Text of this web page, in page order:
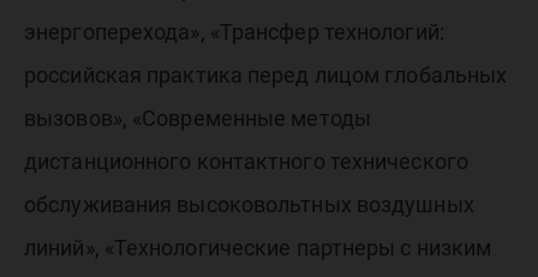
энергоперехода», «Трансфер технологий:
российская практика перед лицом глобальных
вызовов», «Современные методы
дистанционного контактного технического
обслуживания высоковольтных воздушных
линий», «Технологические партнеры с низким